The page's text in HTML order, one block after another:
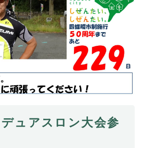
ュアスロン大会参